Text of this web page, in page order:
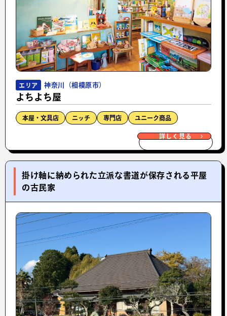
エリア 神奈川（相模原市）
よちよち屋
本屋・文具店 ニッチ 専門店 ユニーク商品
詳しく見る
掛け軸に納められた立派な書道が保存される平屋
の古民家